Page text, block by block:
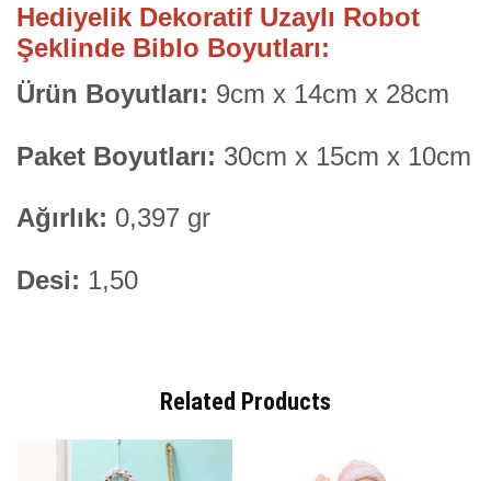
Hediyelik Dekoratif Uzaylı Robot
Şeklinde Biblo Boyutları:
Ürün Boyutları: 9cm x 14cm x 28cm
Paket Boyutları: 30cm x 15cm x 10cm
Ağırlık: 0,397 gr
Desi: 1,50
Related Products